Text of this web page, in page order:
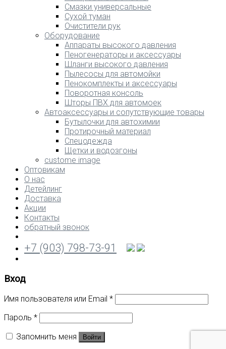
Смазки универсальные
Сухой туман
Очистители рук
Оборудование
Аппараты высокого давления
Пеногенераторы и аксессуары
Шланги высокого давления
Пылесосы для автомойки
Пенокомплекты и аксессуары
Поворотная консоль
Шторы ПВХ для автомоек
Автоаксессуары и сопутствующие товары
Бутылочки для автохимии
Протирочный материал
Спецодежда
Щетки и водозгоны
custome image
Оптовикам
О нас
Детейлинг
Доставка
Акции
Контакты
обратный звонок
+7 (903) 798-73-91
Вход
Имя пользователя или Email *
Пароль *
Запомнить меня
Войти